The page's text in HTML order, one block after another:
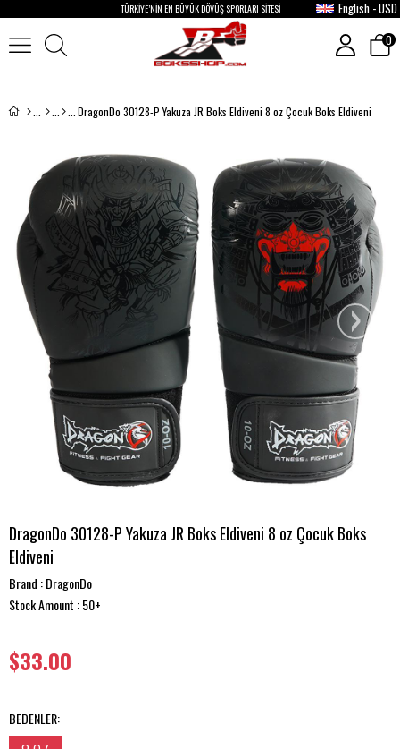
TÜRKİYE’NİN EN BÜYÜK DÖVÜŞ SPORLARI SİTESİ English - USD
0
DragonDo 30128-P Yakuza JR Boks Eldiveni 8 oz Çocuk Boks Eldiveni
›
DragonDo 30128-P Yakuza JR Boks Eldiveni 8 oz Çocuk Boks
Eldiveni
Brand :DragonDo
Stock Amount :
$33.00
BEDENLER: